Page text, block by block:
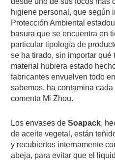
higiene personal, que según
Protección Ambiental
basura que se encuentra en
particular tipología de
se ha tirado, sin importar
material hubiera estado
fabricantes envuelven todo
sabemos, ha contamina
comenta Mi Zhou.
Los envases de Soapack,
de aceite vegetal, están
y recubiertos internamente
abeja, para evitar que el